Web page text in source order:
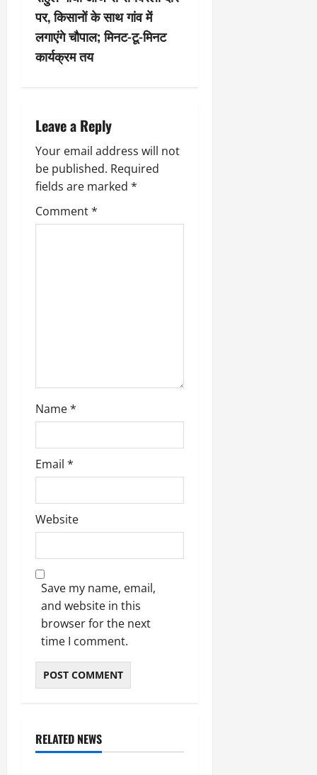
a
v
g
a
t
i
पर, किसानों के साथ गांव में
लगाएंगे चौपाल; मिनट-टू-मिनट
कार्यक्रम तय
Leave a Reply
Your email address will not
be published. Required
fields are marked *
Comment*
Name*
Email *
Website
Save my name, email,
and website in this
browser for the next
time I comment.
RELATED NEWS
uttarpradesh